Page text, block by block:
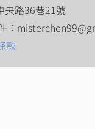
央路36巷21號
：
款